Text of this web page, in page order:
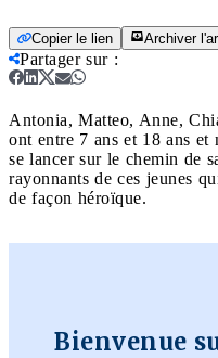
Copier le lien Archiver
Partager sur:
Antonia, Matteo, Anne,
ont entre 7 ans et 18 ans et
se lancer sur le chemin de
rayonnants de ces jeunes
de façon héroïque.
Bienvenue